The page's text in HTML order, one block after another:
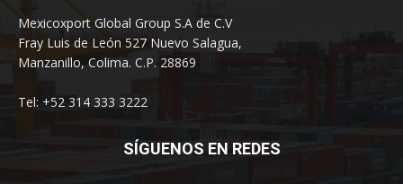
Mexicoxport Global Group S.A de C.V
Fray Luis de León 527 Nuevo Salagua,
Manzanillo, Colima. C.P. 28869
Tel: +52 314 333 3222
SÍGUENOS EN REDES